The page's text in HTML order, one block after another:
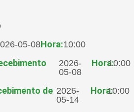
05-08Hora:10:00
2026-
05-08
Hora:10:00
de 2026-
05-14
Hora:10:00